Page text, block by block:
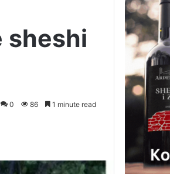
sheshi
0 86 1 minute read